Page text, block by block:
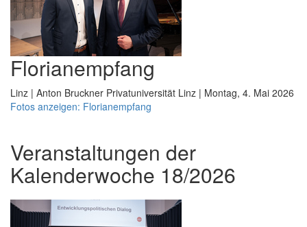
Florianempfang
Linz | Anton Bruckner Privatuniversität Linz | Montag, 4. Mai 2026
Fotos anzeigen: Florianempfang
Veranstaltungen der
Kalenderwoche 18/2026